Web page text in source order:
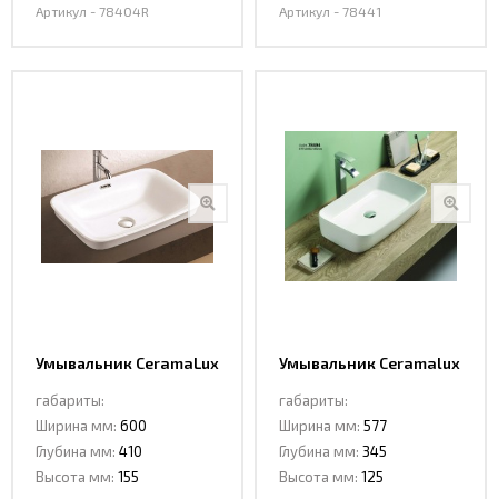
Артикул - 78404R Артикул - 78441
Умывальник CeramaLux
габариты:
Ширина мм: 600
Глубина мм: 410
Высота мм: 155
Умывальник Ceramalux
габариты:
Ширина мм: 577
Глубина мм: 345
Высота мм: 125